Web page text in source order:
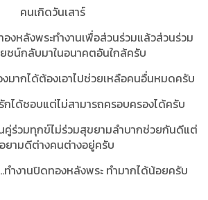
คนเกิดวันเสาร์
องหลังพระทำงานเพื่อส่วนร่วมแล้วส่วนร่วม
ยชน์กลับมาในอนาคตอันใกล้ครับ
งมากได้ต้องเอาไปช่วยเหลือคนอื่นหมดครับ
กได้ชอบแต่ไม่สามารถครอบครองได้ครับ
คู่ร่วมทุกข์ไม่ร่วมสุขยามลำบากช่วยกันดีแต่
ยามดีต่างคนต่างอยู่ครับ
ทำงานปิดทองหลังพระ ทำมากได้น้อยครับ